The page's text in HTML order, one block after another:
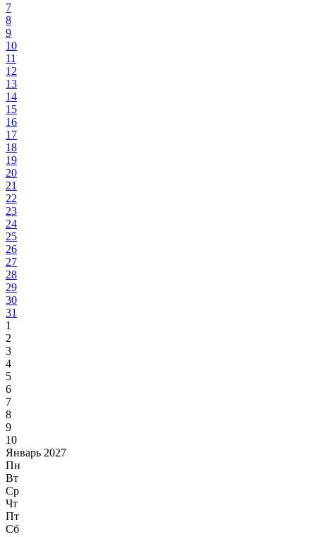
7
8
9
10
11
12
13
14
15
16
17
18
19
20
21
22
23
24
25
26
27
28
29
30
31
1
2
3
4
5
6
7
8
9
10
Январь 2027
Пн
Вт
Ср
Чт
Пт
Сб